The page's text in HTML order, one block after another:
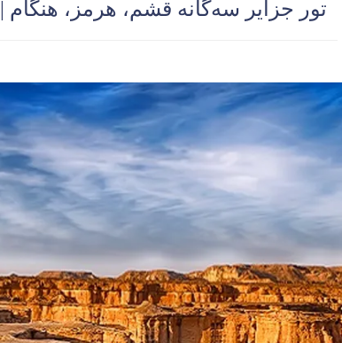
تور جزایر سه‌گانه قشم، هرمز، هنگام | ۴ روزه 24 دی